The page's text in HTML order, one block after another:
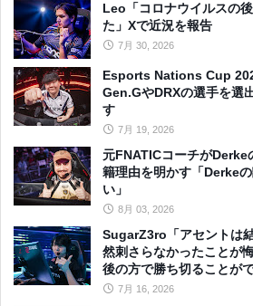
Leo「コロナウイルスの
た」Xで近況を報告
7月 30, 2026
Esports Nations Cup
Gen.GやDRXの選手を選
す
7月 19, 2026
元FNATICコーチが
籍理由を明かす「Derke
い」
8月 03, 2026
SugarZ3ro「アセントは
然刺さらなかったことが
後の方で勝ち切ることが
7月 16, 2026